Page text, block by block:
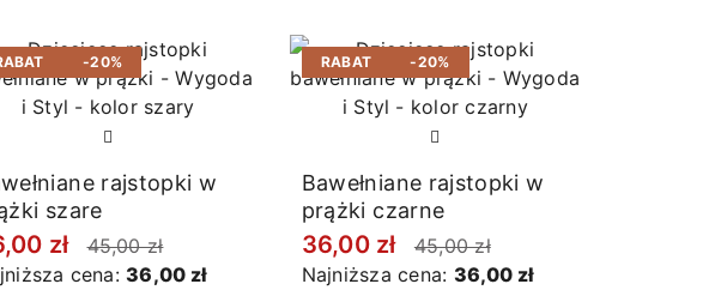
-20%
rajstopki w
szare
zł
45,00 zł
cena: 36,00 zł
RABAT -20%
Bawełniane rajstopki w
prążki czarne
36,00 zł
45,00 zł
Najniższa cena: 36,00 zł